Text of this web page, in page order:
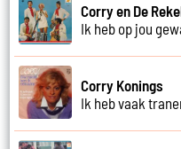
Corry en De
Ik heb op jou
Corry Konings
Ik heb vaak